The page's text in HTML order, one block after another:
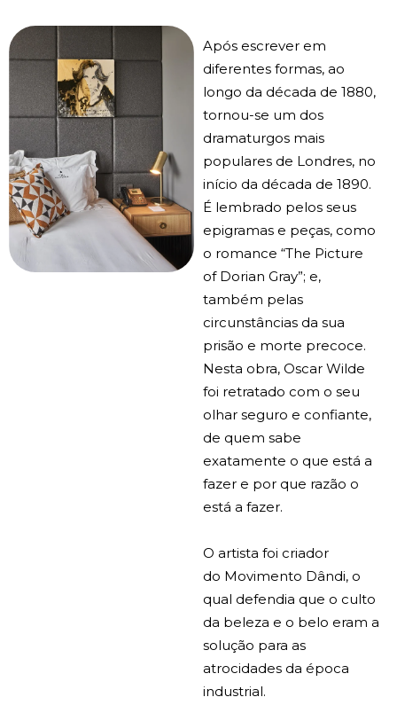
Após escrever em
diferentes formas, ao
longo da década de 1880,
tornou-se um dos
dramaturgos mais
populares de Londres, no
início da década de 1890.
É lembrado pelos seus
epigramas e peças, como
o romance “The Picture
of Dorian Gray”; e,
também pelas
circunstâncias da sua
prisão e morte precoce.
Nesta obra, Oscar Wilde
foi retratado com o seu
olhar seguro e confiante,
de quem sabe
exatamente o que está a
fazer e por que razão o
está a fazer.
O artista foi criador
do Movimento Dândi, o
qual defendia que o culto
da beleza e o belo eram a
solução para as
atrocidades da época
industrial.